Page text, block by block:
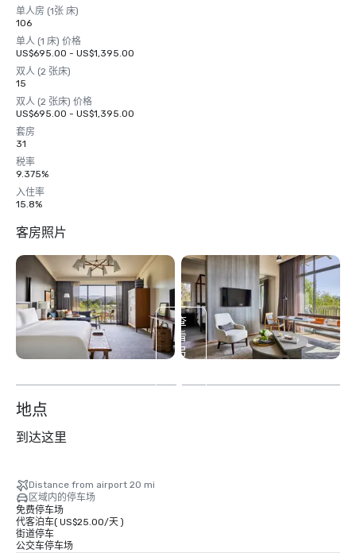
单人房 (1张 床)
106
单人 (1 床) 价格
US$695.00 - US$1,395.00
双人 (2 张床)
15
双人 (2 张床) 价格
US$695.00 - US$1,395.00
套房
31
税率
9.375%
入住率
15.8%
客房照片
查
看
另
2
地点
到达这里
Distance from airport 20 mi
区域内的停车场
免费停车场
代客泊车( US$25.00/天)
街道停车
公交车停车场